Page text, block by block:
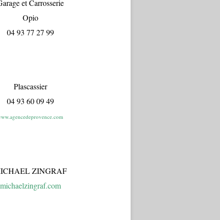
et Carrosserie
Opio
04 93 77 27 99
Plascassier
04 93 60 09 49
ZINGRAF
michaelzingraf.com